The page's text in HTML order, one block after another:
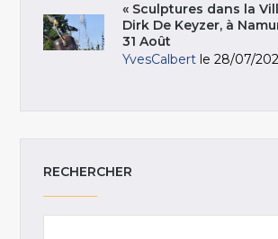
« Sculptures dans la
Dirk De Keyzer, à
31 Août
YvesCalbert le 28/07/
RECHERCHER